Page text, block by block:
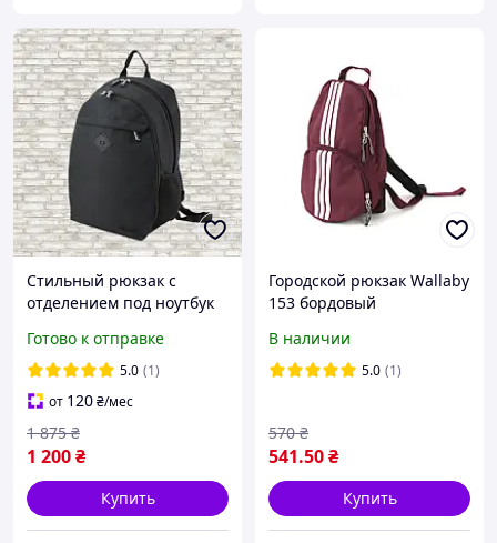
Стильный рюкзак с
отделением под ноутбук
(1740331643)
Готово к отправке
5.0 (1)
от 120₴/мес
1 200₴
1 875 ₴
Купить
Городской рюкзак Wallaby
153 бордовый
В наличии
5.0 (1)
541.50₴
570 ₴
Купить